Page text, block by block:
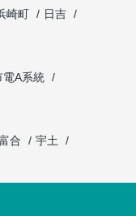
崎町
日吉
電A系統
合
宇土